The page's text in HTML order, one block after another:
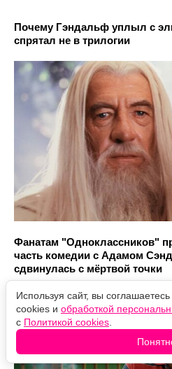
Почему Гэндальф уплыл с
спрятал не в трилогии
Фанатам "Одноклассников"
часть комедии с Адамом
сдвинулась с мёртвой точки
Используя сайт, вы
cookies и обработкой
с Политикой cookies